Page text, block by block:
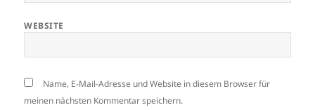
WEBSITE
Name, E-Mail-Adresse und Website in diesem Browser für
meinen nächsten Kommentar speichern.